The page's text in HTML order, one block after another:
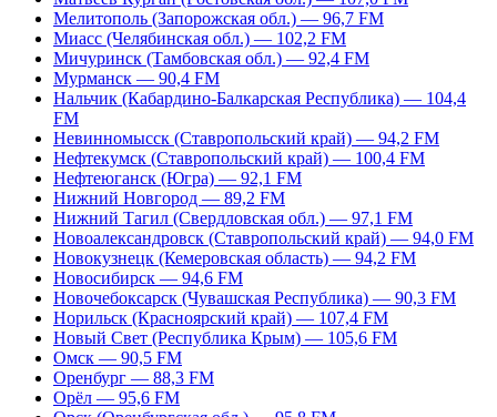
Мелитополь (Запорожская обл.) — 96,7 FM
Миасс (Челябинская обл.) — 102,2 FM
Мичуринск (Тамбовская обл.) — 92,4 FM
Мурманск — 90,4 FM
Нальчик (Кабардино-Балкарская Республика) — 104,4
FM
Невинномысск (Ставропольский край) — 94,2 FM
Нефтекумск (Ставропольский край) — 100,4 FM
Нефтеюганск (Югра) — 92,1 FM
Нижний Новгород — 89,2 FM
Нижний Тагил (Свердловская обл.) — 97,1 FM
Новоалександровск (Ставропольский край) — 94,0 FM
Новокузнецк (Кемеровская область) — 94,2 FM
Новосибирск — 94,6 FM
Новочебоксарск (Чувашская Республика) — 90,3 FM
Норильск (Красноярский край) — 107,4 FM
Новый Свет (Республика Крым) — 105,6 FM
Омск — 90,5 FM
Оренбург — 88,3 FM
Орёл — 95,6 FM